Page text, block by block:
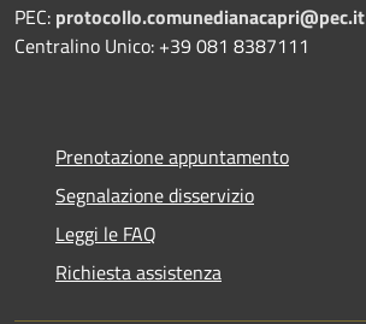
PEC: protocollo.comunedianacapri@pec.it
Centralino Unico: +39 081 8387111
Prenotazione appuntamento
Segnalazione disservizio
Leggi le FAQ
Richiesta assistenza